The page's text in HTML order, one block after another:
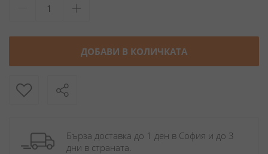
ДОБАВИ В КОЛИЧКАТА
Бърза доставка до 1 ден в София и до 3
дни в страната.